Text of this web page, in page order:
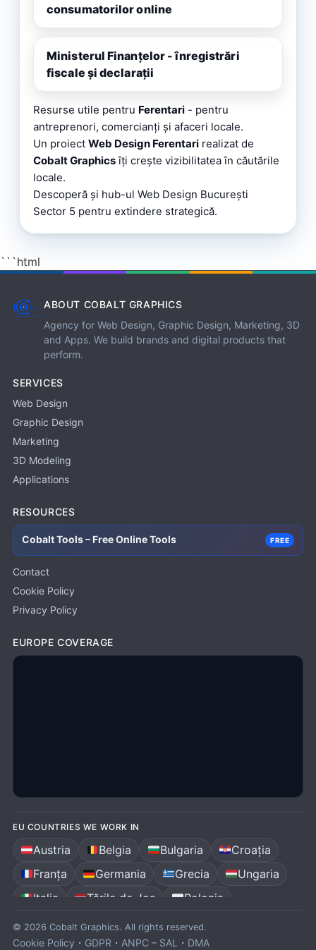
consumatorilor online
Ministerul Finanțelor - înregistrări
fiscale și declarații
Resurse utile pentru Ferentari - pentru
antreprenori, comercianți și afaceri locale.
Un proiect Web Design Ferentari realizat de
Cobalt Graphicsîți crește vizibilitatea în căutările
locale.
Descoperă și hub-ul Web Design București
Sector 5 pentru extindere strategică.
```html
ABOUT COBALT GRAPHICS
Agency for Web Design, Graphic Design, Marketing, 3D
and Apps. We build brands and digital products that
perform.
SERVICES
Web Design
Graphic Design
Marketing
3D Modeling
Applications
RESOURCES
Cobalt Tools – Free Online Tools FREE
Contact
Cookie Policy
Privacy Policy
EUROPE COVERAGE
EU COUNTRIES WE WORK IN
Austria Belgia Bulgaria
Croația
Franța
Germania Grecia
Ungaria
Italia
Țările de Jos
Polonia
Portugalia
România Spania
© 2026 Cobalt Graphics. All rights reserved.
Cookie Policy · GDPR · ANPC – SAL · DMA